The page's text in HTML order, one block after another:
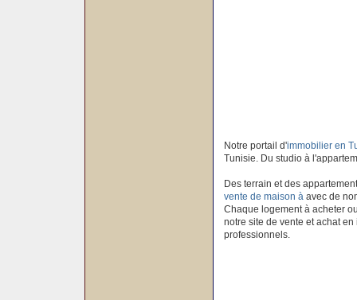
Notre portail d'immobilier en
Tunisie. Du studio à
Des terrain et des
vente de maison à avec de
Chaque logement à acheter
notre site de vente et achat
professionnels.